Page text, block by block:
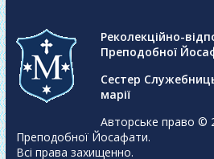
Реколекційно-
Преподобної
Сестер
марії
Авторське право ©
Преподобної Йосафати.
Всі права захищенно.